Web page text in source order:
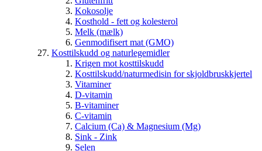
Kokosolje
Kosthold - fett og kolesterol
Melk (mælk)
Genmodifisert mat (GMO)
Kosttilskudd og naturlegemidler
Krigen mot kosttilskudd
Kosttilskudd/naturmedisin for skjoldbruskkjertel
Vitaminer
D-vitamin
B-vitaminer
C-vitamin
Calcium (Ca) & Magnesium (Mg)
Sink - Zink
Selen